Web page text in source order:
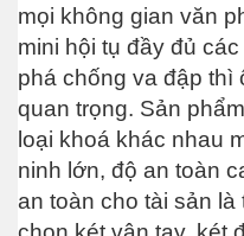
mọi không gian văn
mini hội tụ đầy đủ
phá chống va đập thì
quan trọng. Sản
loại khoá khác nhau
ninh lớn, độ an toàn
an toàn cho tài sản